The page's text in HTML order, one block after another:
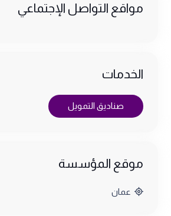
مواقع التواصل الإجتماعي
الخدمات
صناديق التمويل
موقع المؤسسة
عمان